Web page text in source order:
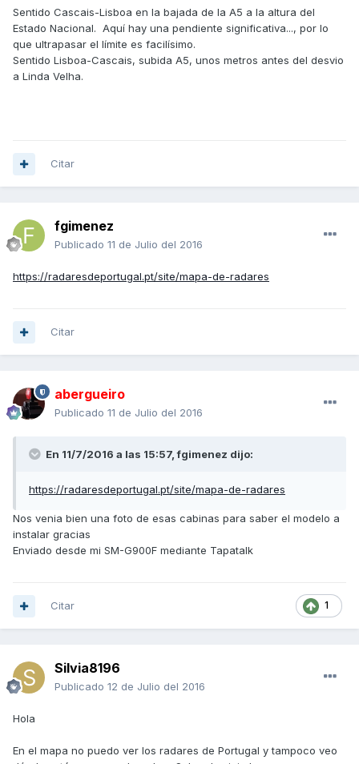
Sentido Cascais-Lisboa en la bajada de la A5 a la altura del
Estado Nacional. Aquí hay una pendiente significativa..., por lo
que ultrapasar el límite es facilísimo.
Sentido Lisboa-Cascais, subida A5, unos metros antes del desvio
a Linda Velha.
Citar
fgimenez
Publicado 11 de Julio del 2016
https://radaresdeportugal.pt/site/mapa-de-radares
Citar
abergueiro
Publicado 11 de Julio del 2016
En 11/7/2016 a las 15:57,fgimenez dijo:
https://radaresdeportugal.pt/site/mapa-de-radares
Nos venia bien una foto de esas cabinas para saber el modelo a
instalar gracias
Enviado desde mi SM-G900F mediante Tapatalk
1
Citar
Silvia8196
Publicado 12 de Julio del 2016
Hola
En el mapa no puedo ver los radares de Portugal y tampoco veo